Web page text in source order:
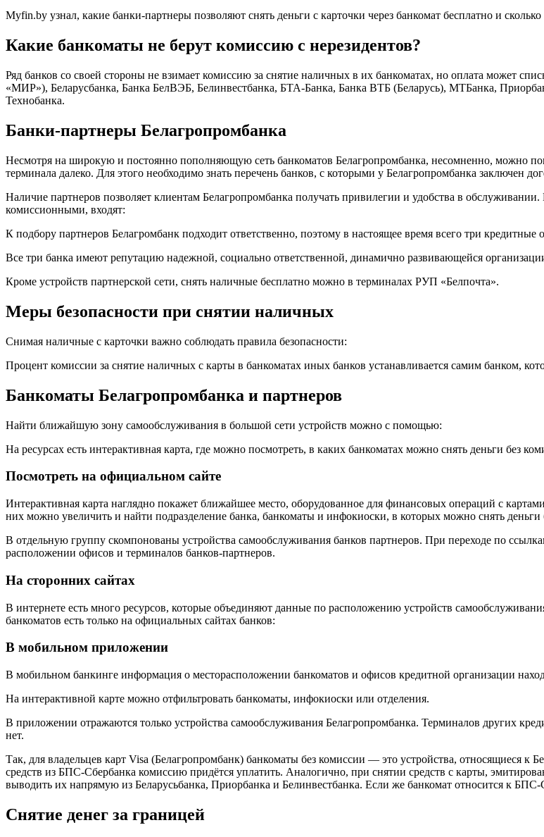
Myfin.by узнал, какие банки-партнеры позволяют снять деньги с карточки через банкомат бесплатно и
Какие банкоматы не берут комиссию с нерезидентов?
Ряд банков со своей стороны не взимает комиссию за снятие наличных в их банкоматах, но оплата может
«МИР»), Беларусбанка, Банка БелВЭБ, Белинвестбанка, БТА-Банка, Банка ВТБ (Беларусь), МТБанка,
Технобанка.
Банки-партнеры Белагропромбанка
Несмотря на широкую и постоянно пополняющую сеть банкоматов Белагропромбанка, несомненно, можно
терминала далеко. Для этого необходимо знать перечень банков, с которыми у Белагропромбанка заключен
Наличие партнеров позволяет клиентам Белагропромбанка получать привилегии и удобства в
комиссионными, входят:
К подбору партнеров Белагромбанк подходит ответственно, поэтому в настоящее время всего три
Все три банка имеют репутацию надежной, социально ответственной, динамично развивающейся
Кроме устройств партнерской сети, снять наличные бесплатно можно в терминалах РУП «Белпочта».
Меры безопасности при снятии наличных
Снимая наличные с карточки важно соблюдать правила безопасности:
Процент комиссии за снятие наличных с карты в банкоматах иных банков устанавливается самим банком,
Банкоматы Белагропромбанка и партнеров
Найти ближайшую зону самообслуживания в большой сети устройств можно с помощью:
На ресурсах есть интерактивная карта, где можно посмотреть, в каких банкоматах можно снять деньги без
Посмотреть на официальном сайте
Интерактивная карта наглядно покажет ближайшее место, оборудованное для финансовых операций с
них можно увеличить и найти подразделение банка, банкоматы и инфокиоски, в которых можно снять деньги
В отдельную группу скомпонованы устройства самообслуживания банков партнеров. При переходе по
расположении офисов и терминалов банков-партнеров.
На сторонних сайтах
В интернете есть много ресурсов, которые объединяют данные по расположению устройств
банкоматов есть только на официальных сайтах банков:
В мобильном приложении
В мобильном банкинге информация о месторасположении банкоматов и офисов кредитной организации
На интерактивной карте можно отфильтровать банкоматы, инфокиоски или отделения.
В приложении отражаются только устройства самообслуживания Белагропромбанка. Терминалов других
нет.
Так, для владельцев карт Visa (Белагропромбанк) банкоматы без комиссии — это устройства, относящиеся к
средств из БПС-Сбербанка комиссию придётся уплатить. Аналогично, при снятии средств с карты,
выводить их напрямую из Беларусьбанка, Приорбанка и Белинвестбанка. Если же банкомат относится к БПС-
Снятие денег за границей